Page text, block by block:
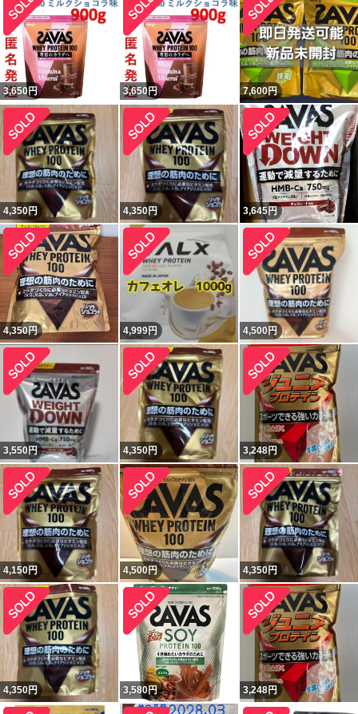
3,650円 3,650円 7,600円
4,350円 4,350円 3,645円
4,350円 4,999円 4,500円
3,550円 4,350円 3,248円
4,150円 4,500円 4,350円
4,350円 3,580円 3,248円